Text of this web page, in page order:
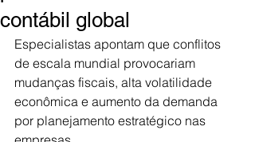
contábil global
Especialistas apontam que conflitos
de escala mundial provocariam
mudanças fiscais, alta volatilidade
econômica e aumento da demanda
por planejamento estratégico nas